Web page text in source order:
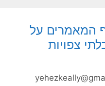
המאמרים על
צפויות